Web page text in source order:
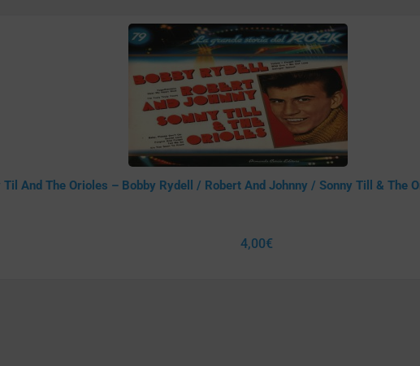
And The Orioles – Bobby Rydell / Robert And Johnny / Sonny Till & The
4,00€